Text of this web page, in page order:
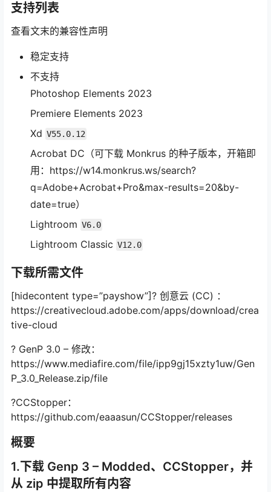
支持列表
查看文末的兼容性声明
稳定支持
不支持
Photoshop Elements 2023
Premiere Elements 2023
Xd V55.0.12
Acrobat DC（可下载 Monkrus 的种子版本，开箱即
用：https://w14.monkrus.ws/search?
q=Adobe+Acrobat+Pro&max-results=20&by-
date=true）
Lightroom V6.0
Lightroom Classic V12.0
下载所需文件
[hidecontent type=”payshow”]? 创意云 (CC) ：
https://creativecloud.adobe.com/apps/download/crea
tive-cloud
? GenP 3.0 – 修改：
https://www.mediafire.com/file/ipp9gj15xzty1uw/Gen
P_3.0_Release.zip/file
?CCStopper：
https://github.com/eaaasun/CCStopper/releases
概要
1.下载 Genp 3 – Modded、CCStopper，并
从 zip 中提取所有内容